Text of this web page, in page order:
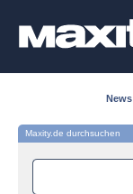
News
Maxity.de durchsuchen